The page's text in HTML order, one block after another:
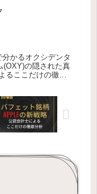
かるオクシデンタ
(OXY)の隠された真
るここだけの徹底